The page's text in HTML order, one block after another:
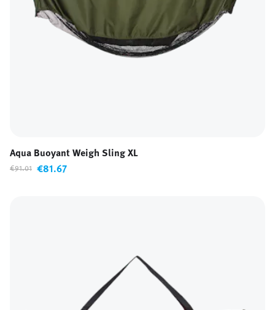
Aqua Buoyant Weigh Sling XL
€91.01 €81.67